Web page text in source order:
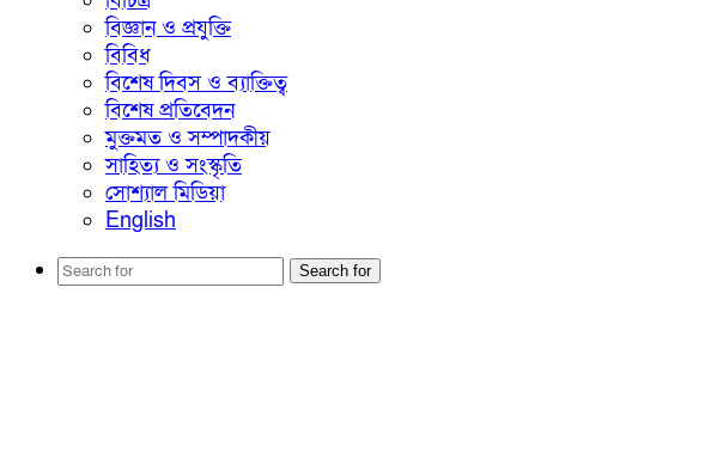
বিজ্ঞান ও প্রযুক্তি
বিবিধ
বিশেষ দিবস ও ব্যাক্তিত্ব
বিশেষ প্রতিবেদন
মুক্তমত ও সম্পাদকীয়
সাহিত্য ও সংস্কৃতি
সোশ্যাল মিডিয়া
English
Search for